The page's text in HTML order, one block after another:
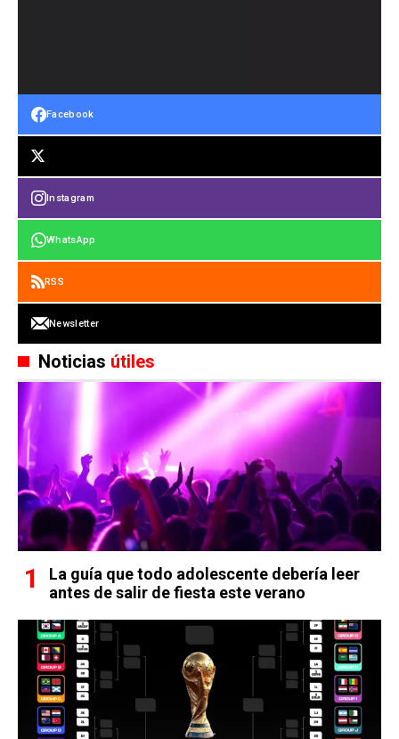
Facebook
Instagram
WhatsApp
RSS
Newsletter
Noticias útiles
La guía que todo adolescente debería leer
antes de salir de fiesta este verano